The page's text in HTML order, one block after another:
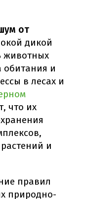
от
дикой
животных
обитания и
в лесах и
что их
и
правил
природно-